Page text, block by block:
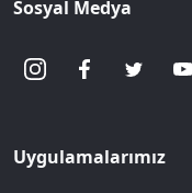
Sosyal Medya
Uygulamalarımız